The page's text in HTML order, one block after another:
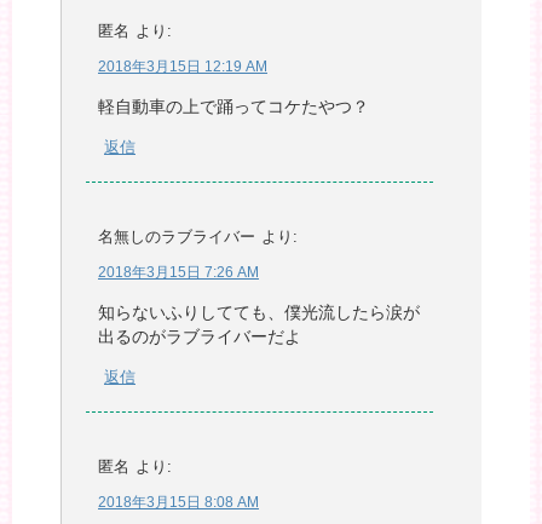
匿名 より:
2018年3月15日 12:19 AM
軽自動車の上で踊ってコケたやつ？
返信
名無しのラブライバー より:
2018年3月15日 7:26 AM
知らないふりしてても、僕光流したら涙が
出るのがラブライバーだよ
返信
匿名 より:
2018年3月15日 8:08 AM